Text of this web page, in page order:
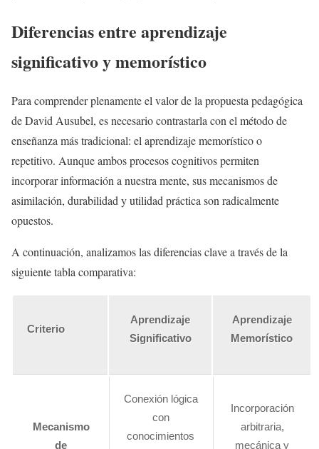
Diferencias entre aprendizaje
significativo y memorístico
Para comprender plenamente el valor de la propuesta pedagógica
de David Ausubel, es necesario contrastarla con el método de
enseñanza más tradicional: el aprendizaje memorístico o
repetitivo. Aunque ambos procesos cognitivos permiten
incorporar información a nuestra mente, sus mecanismos de
asimilación, durabilidad y utilidad práctica son radicalmente
opuestos.
A continuación, analizamos las diferencias clave a través de la
siguiente tabla comparativa:
Criterio
Aprendizaje
Significativo
Aprendizaje
Memorístico
Mecanismo
de
Conexión lógica
con
conocimientos
Incorporación
arbitraria,
mecánica y